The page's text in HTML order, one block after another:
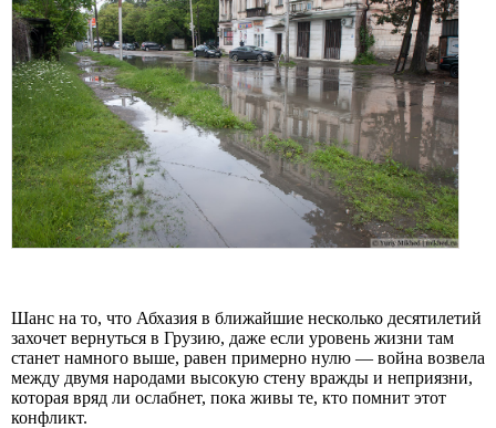
Шанс на то, что Абхазия в ближайшие несколько десятилетий
захочет вернуться в Грузию, даже если уровень жизни там
станет намного выше, равен примерно нулю — война возвела
между двумя народами высокую стену вражды и неприязни,
которая вряд ли ослабнет, пока живы те, кто помнит этот
конфликт.